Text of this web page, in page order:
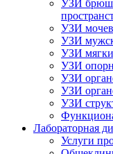
УЗИ
УЗИ
УЗИ
УЗИ
УЗИ
УЗИ
УЗИ
УЗИ
Лабораторная
Услуги